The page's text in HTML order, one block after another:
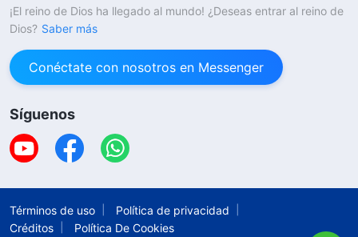
¡El reino de Dios ha llegado al mundo! ¿Deseas entrar al reino de
Dios? Saber más
Conéctate con nosotros en Messenger
Síguenos
Términos de uso
Política de privacidad
Créditos
Política De Cookies